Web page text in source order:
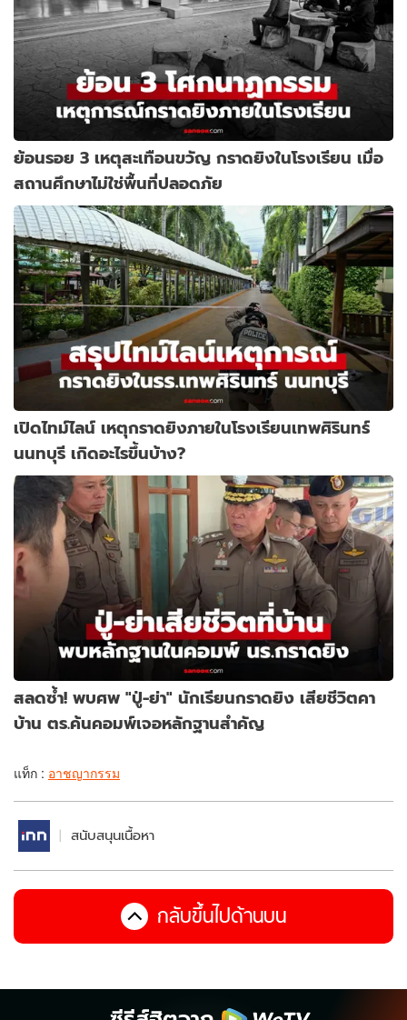
ย้อนรอย 3 เหตุสะเทือนขวัญ กราดยิงในโรงเรียน เมื่อ
สถานศึกษาไม่ใช่พื้นที่ปลอดภัย
เปิดไทม์ไลน์ เหตุกราดยิงภายในโรงเรียนเทพศิรินทร์
นนทบุรี เกิดอะไรขึ้นบ้าง?
สลดซ้ำ! พบศพ "ปู่-ย่า" นักเรียนกราดยิง เสียชีวิตคา
บ้าน ตร.ค้นคอมพ์เจอหลักฐานสำคัญ
แท็ก : อาชญากรรม
สนับสนุนเนื้อหา
กลับขึ้นไปด้านบน